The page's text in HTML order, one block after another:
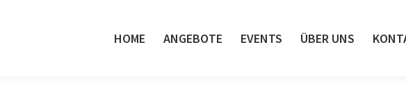
HOME ANGEBOTE EVENTS ÜBER UNS